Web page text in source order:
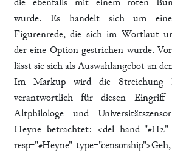
die ebenfalls mit einem roten
wurde. Es handelt sich um eine
Figurenrede, die sich im Wortlaut
der eine Option gestrichen wurde.
lässt sie sich als Auswahlangebot an
Im Markup wird die Streichung
verantwortlich für diesen Eingriff
Altphilologe und
Heyne betrachtet: <del hand="#H2"
resp="#Heyne"